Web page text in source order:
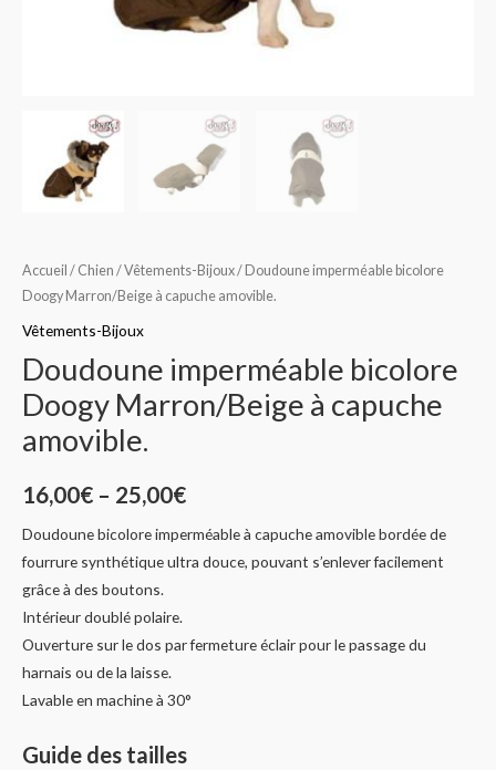
Accueil / Chien /Vêtements-Bijoux/ Doudoune imperméable bicolore
Doogy Marron/Beige à capuche amovible.
Vêtements-Bijoux
Doudoune imperméable bicolore
Doogy Marron/Beige à capuche
amovible.
16,00€ – 25,00€
Doudoune bicolore imperméable à capuche amovible bordée de
fourrure synthétique ultra douce, pouvant s’enlever facilement
grâce à des boutons.
Intérieur doublé polaire.
Ouverture sur le dos par fermeture éclair pour le passage du
harnais ou de la laisse.
Lavable en machine à 30°
Guide des tailles